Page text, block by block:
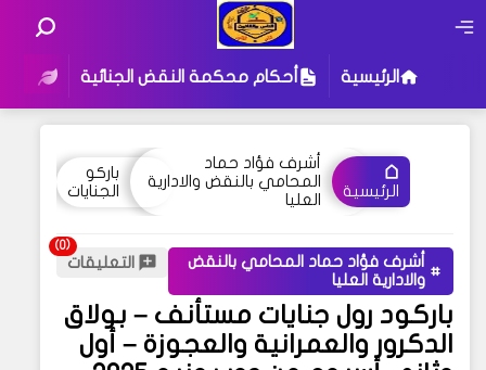
الرئيسية أحكام محكمة النقض الجنائية
الرئيسية
أشرف فؤاد حماد
المحامي بالنقض والادارية
العليا
باركو
الجنايات
أشرف فؤاد حماد المحامي بالنقض
والادارية العليا
التعليقات
باركود رول جنايات مستأنف – بولاق
الدكرور والعمرانية والعجوزة – أول